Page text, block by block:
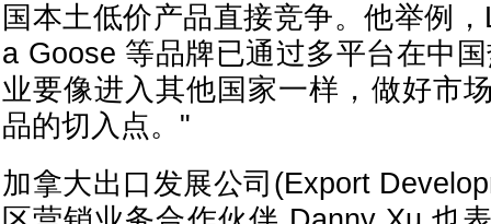
国本土低价产品直接竞争。他举例
a Goose 等品牌已通过多平台在中
业要像进入其他国家一样，做好市
品的切入点。"
加拿大出口发展公司(Export